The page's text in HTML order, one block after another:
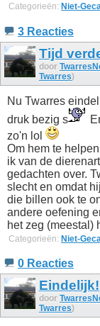
Categorieën: Niet-
3 Reacties
Tijd
door
Twarres)
Nu Twarres
druk bezig s
zo'n lol
Om hem te
ik van de
gedachten over.
slecht en omdat
die billen ook te
andere oefening
het zeg (meestal)
Categorieën: Niet-
0 Reacties
Eindelijk!
door
Twarres)